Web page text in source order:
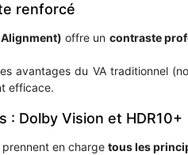
renforcé
Alignment) offre un contraste
avantages du VA traditionnel
efficace.
: Dolby Vision et HDR10+
en charge tous les